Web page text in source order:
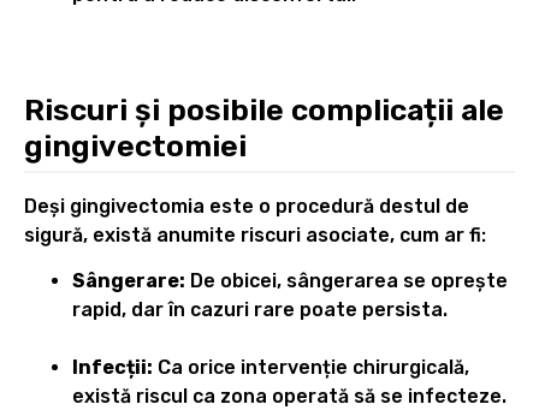
Riscuri și posibile complicații ale
gingivectomiei
Deși gingivectomia este o procedură destul de
sigură, există anumite riscuri asociate, cum ar fi:
Sângerare: De obicei, sângerarea se oprește
rapid, dar în cazuri rare poate persista.
Infecții: Ca orice intervenție chirurgicală,
există riscul ca zona operată să se infecteze.